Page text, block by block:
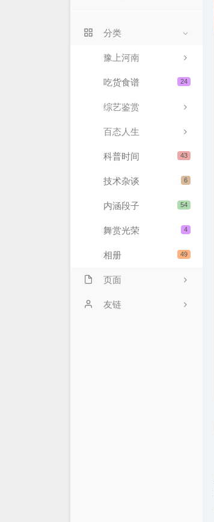
分类
豫上河南
24
吃货食谱
综艺鉴赏
百态人生
43
科普时间
6
技术杂谈
54
内涵段子
4
舞赏光荣
49
相册
页面
豆瓣清单
友链